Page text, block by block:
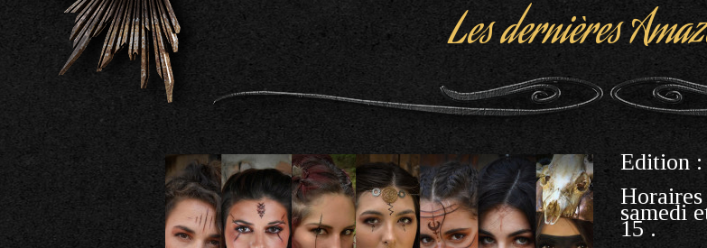
Les dernières
Edition :
samedi
15 .